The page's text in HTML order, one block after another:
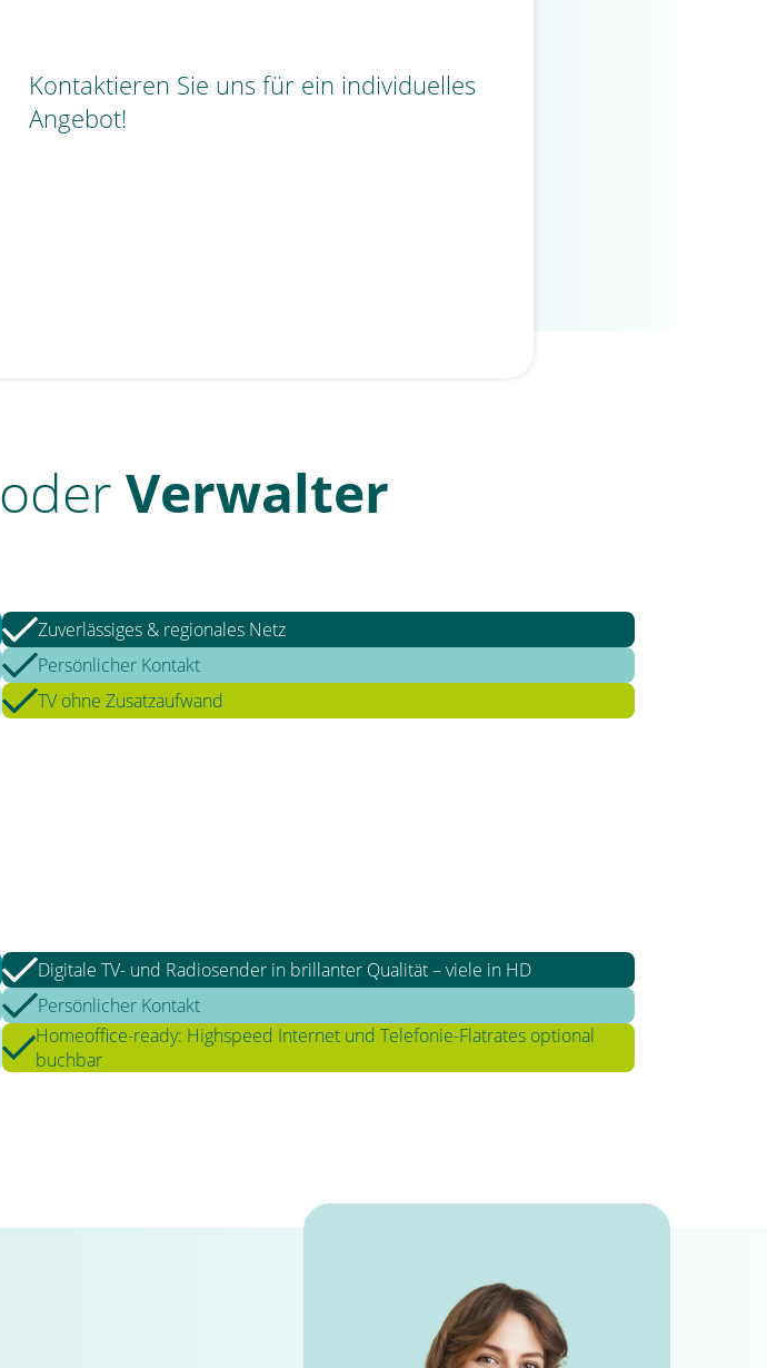
Kontaktieren Sie uns für ein individuelles
Angebot!
oder Verwalter
Zuverlässiges & regionales Netz
Persönlicher Kontakt
TV ohne Zusatzaufwand
Digitale TV- und Radiosender in brillanter Qualität – viele in HD
Persönlicher Kontakt
Homeoffice-ready: Highspeed Internet und Telefonie-Flatrates optional
buchbar